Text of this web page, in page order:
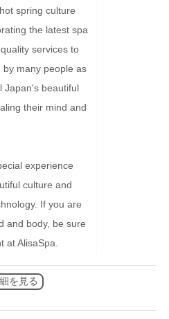
spring culture
the latest spa
services to
by many people as
Japan's beautiful
their mind and
experience
culture and
If you are
and body, be sure
at AlisaSpa.
を見る